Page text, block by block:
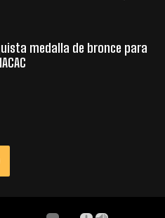
medalla de bronce para